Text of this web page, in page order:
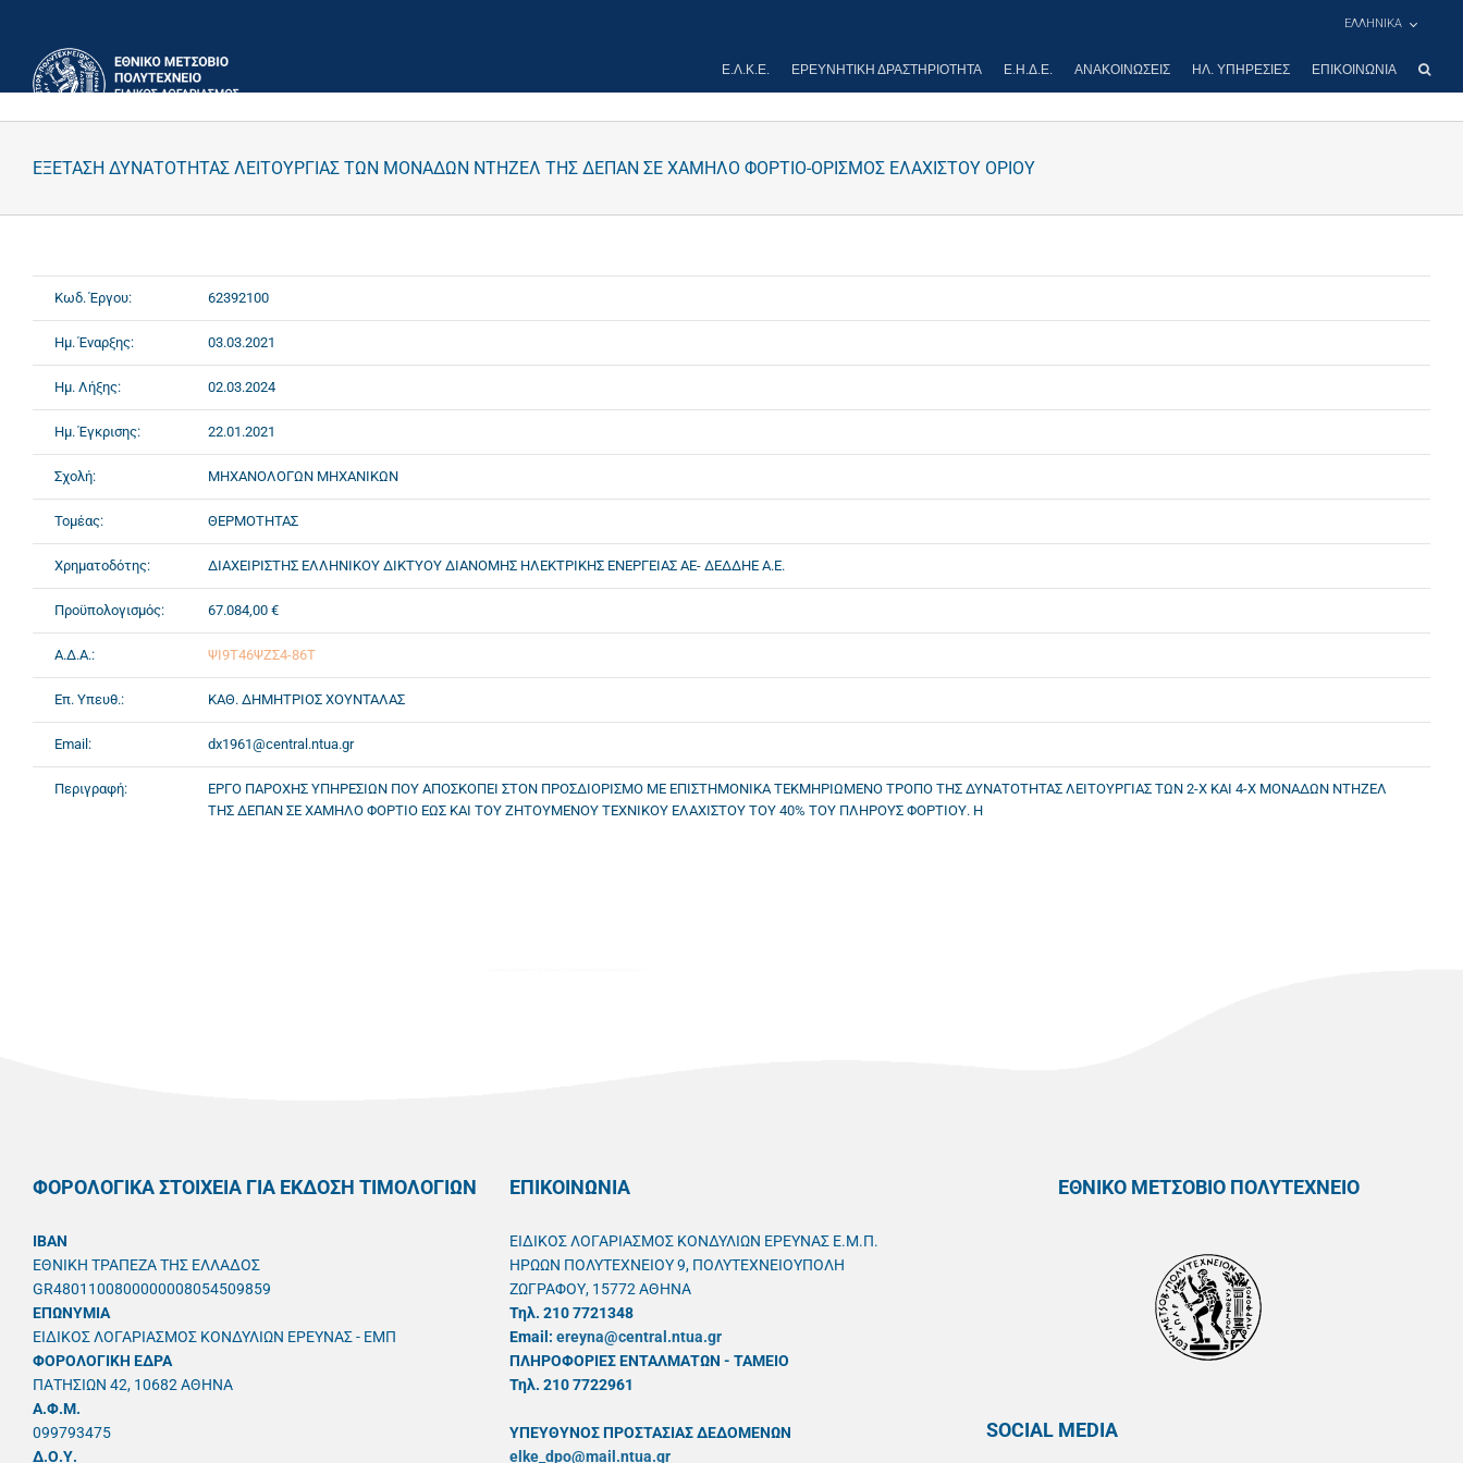
περιεχόμενο
ΕΛΛΗΝΙΚΑ
Ε.Λ.Κ.Ε. ΕΡΕΥΝΗΤΙΚΉ ΔΡΑΣΤΗΡΙΌΤΗΤΑ Ε.Η.Δ.Ε. ΑΝΑΚΟΙΝΏΣΕΙΣ ΗΛ. ΥΠΗΡΕΣΊΕΣ ΕΠΙΚΟΙΝΩΝΊΑ
ΕΞΕΤΑΣΗ ΔΥΝΑΤΟΤΗΤΑΣ ΛΕΙΤΟΥΡΓΙΑΣ ΤΩΝ ΜΟΝΑΔΩΝ ΝΤΗΖΕΛ ΤΗΣ ΔΕΠΑΝ ΣΕ ΧΑΜΗΛΟ ΦΟΡΤΙΟ-ΟΡΙΣΜΟΣ ΕΛΑΧΙΣΤΟΥ ΟΡΙΟΥ
Κωδ. Έργου: 62392100
Ημ. Έναρξης: 03.03.2021
Ημ. Λήξης: 02.03.2024
Ημ. Έγκρισης: 22.01.2021
Σχολή: ΜΗΧΑΝΟΛΟΓΩΝ ΜΗΧΑΝΙΚΩΝ
Τομέας: ΘΕΡΜΟΤΗΤΑΣ
Χρηματοδότης: ΔΙΑΧΕΙΡΙΣΤΗΣ ΕΛΛΗΝΙΚΟΥ ΔΙΚΤΥΟΥ ΔΙΑΝΟΜΗΣ ΗΛΕΚΤΡΙΚΗΣ ΕΝΕΡΓΕΙΑΣ ΑΕ- ΔΕΔΔΗΕ Α.Ε.
Προϋπολογισμός: 67.084,00 €
Α.Δ.Α.: ΨΙ9Τ46ΨΖΣ4-86Τ
Επ. Υπευθ.: ΚΑΘ. ΔΗΜΗΤΡΙΟΣ ΧΟΥΝΤΑΛΑΣ
Email: dx1961@central.ntua.gr
Περιγραφή:
ΕΡΓΟ ΠΑΡΟΧΗΣ ΥΠΗΡΕΣΙΩΝ ΠΟΥ ΑΠΟΣΚΟΠΕΙ ΣΤΟΝ ΠΡΟΣΔΙΟΡΙΣΜΟ ΜΕ ΕΠΙΣΤΗΜΟΝΙΚΑ ΤΕΚΜΗΡΙΩΜΕΝΟ ΤΡΟΠΟ ΤΗΣ ΔΥΝΑΤΟΤΗΤΑΣ ΛΕΙΤΟΥΡΓΙΑΣ ΤΩΝ 2-Χ ΚΑΙ 4-Χ ΜΟΝΑΔΩΝ ΝΤΗΖΕΛ
ΤΗΣ ΔΕΠΑΝ ΣΕ ΧΑΜΗΛΟ ΦΟΡΤΙΟ ΕΩΣ ΚΑΙ ΤΟΥ ΖΗΤΟΥΜΕΝΟΥ ΤΕΧΝΙΚΟΥ ΕΛΑΧΙΣΤΟΥ ΤΟΥ 40% ΤΟΥ ΠΛΗΡΟΥΣ ΦΟΡΤΙΟΥ. Η
ΦΟΡΟΛΟΓΙΚΑ ΣΤΟΙΧΕΙΑ ΓΙΑ ΕΚΔΟΣΗ ΤΙΜΟΛΟΓΙΩΝ
IBAN
ΕΘΝΙΚΗ ΤΡΑΠΕΖΑ ΤΗΣ ΕΛΛΑΔΟΣ
GR4801100800000008054509859
ΕΠΩΝΥΜΙΑ
ΕΙΔΙΚΟΣ ΛΟΓΑΡΙΑΣΜΟΣ ΚΟΝΔΥΛΙΩΝ ΕΡΕΥΝΑΣ - ΕΜΠ
ΦΟΡΟΛΟΓΙΚΗ ΕΔΡΑ
ΠΑΤΗΣΙΩΝ 42, 10682 ΑΘΗΝΑ
A.Φ.Μ.
099793475
Δ.Ο.Υ.
ΕΠΙΚΟΙΝΩΝΙΑ
ΕΙΔΙΚΟΣ ΛΟΓΑΡΙΑΣΜΟΣ ΚΟΝΔΥΛΙΩΝ ΕΡΕΥΝΑΣ Ε.Μ.Π.
ΗΡΩΩΝ ΠΟΛΥΤΕΧΝΕΙΟΥ 9, ΠΟΛΥΤΕΧΝΕΙΟΥΠΟΛΗ
ΖΩΓΡΑΦΟΥ, 15772 ΑΘΗΝΑ
Τηλ. 210 7721348
Email: ereyna@central.ntua.gr
ΠΛΗΡΟΦΟΡΙΕΣ ΕΝΤΑΛΜΑΤΩΝ - ΤΑΜΕΙΟ
Τηλ. 210 7722961
ΥΠΕΥΘYΝΟΣ ΠΡΟΣΤΑΣΙΑΣ ΔΕΔΟΜΕΝΩΝ
elke_dpo@mail.ntua.gr
ΕΘΝΙΚΟ ΜΕΤΣΟΒΙΟ ΠΟΛΥΤΕΧΝΕΙΟ
SOCIAL MEDIA